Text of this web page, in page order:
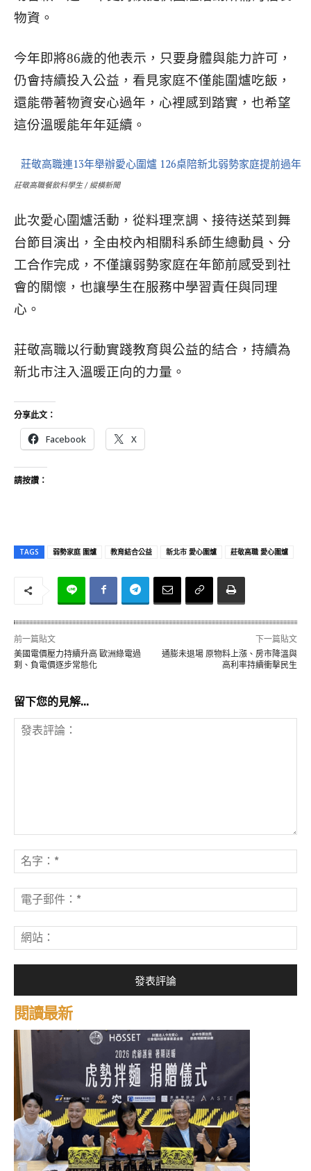
物資。
今年即將86歲的他表示，只要身體與能力許可，
仍會持續投入公益，看見家庭不僅能圍爐吃飯，
還能帶著物資安心過年，心裡感到踏實，也希望
這份溫暖能年年延續。
莊敬高職餐飲科學生 / 縱橫新聞
此次愛心圍爐活動，從料理烹調、接待送菜到舞
台節目演出，全由校內相關科系師生總動員、分
工合作完成，不僅讓弱勢家庭在年節前感受到社
會的關懷，也讓學生在服務中學習責任與同理
心。
莊敬高職以行動實踐教育與公益的結合，持續為
新北市注入溫暖正向的力量。
分享此文：
Facebook X
請按讚：
TAGS 弱勢家庭 圍爐 教育結合公益 新北市 愛心圍爐 莊敬高職 愛心圍爐
前一篇貼文
美國電價壓力持續升高 歐洲綠電過
剩、負電價逐步常態化
下一篇貼文
通膨未退場 原物料上漲、房市降溫與
高利率持續衝擊民生
留下您的見解...
表
評
論：
字
*
子
郵
*站
閱讀最新